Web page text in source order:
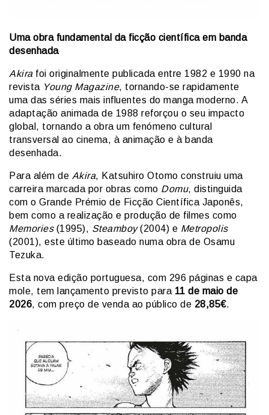
Uma obra fundamental da ficção científica em banda
desenhada
Akirafoi originalmente publicada entre 1982 e 1990 na
revista Young Magazine, tornando-se rapidamente
uma das séries mais influentes do manga moderno. A
adaptação animada de 1988 reforçou o seu impacto
global, tornando a obra um fenómeno cultural
transversal ao cinema, à animação e à banda
desenhada.
Para além de Akira, Katsuhiro Otomo construiu uma
carreira marcada por obras como Domu, distinguida
com o Grande Prémio de Ficção Científica Japonês,
bem como a realização e produção de filmes como
Memories(1995), Steamboy(2004) e Metropolis
(2001), este último baseado numa obra de Osamu
Tezuka.
Esta nova edição portuguesa, com 296 páginas e capa
mole, tem lançamento previsto para 11 de maio de
2026, com preço de venda ao público de 28,85€.